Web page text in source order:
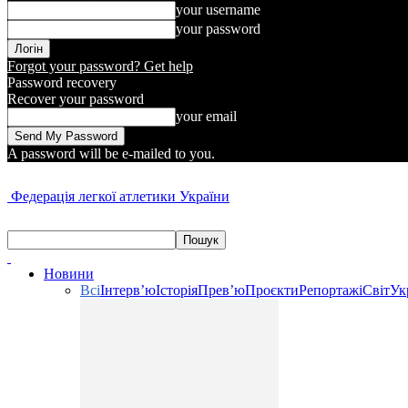
your username
your password
Forgot your password? Get help
Password recovery
Recover your password
your email
A password will be e-mailed to you.
Федерація легкої атлетики України
Новини
ВсіІнтерв’юІсторіяПрев’юПроєктиРепортажіСвіт